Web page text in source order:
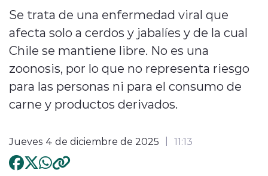
Se trata de una enfermedad viral que
afecta solo a cerdos y jabalíes y de la cual
Chile se mantiene libre. No es una
zoonosis, por lo que no representa riesgo
para las personas ni para el consumo de
carne y productos derivados.
Jueves 4 de diciembre de 2025 11:13